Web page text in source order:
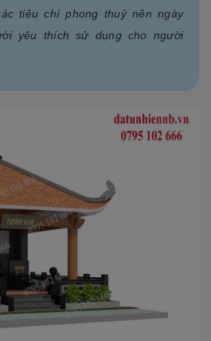
tiêu chí phong thuỷ nên ngày
yêu thích sử dụng cho người